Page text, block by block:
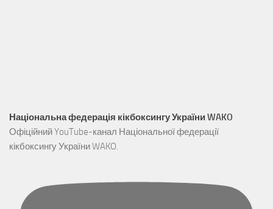
Національна федерація кікбоксингу України WAKO
Офіційний YouTube-канал Національної федерації
кікбоксингу України WAKO.